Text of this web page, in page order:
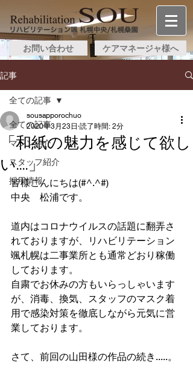
お問い合わせ ケアマネージャ様へ
記事
全ての記事
マシン紹介
スタッフ紹介
採用情報
全ての記事
「和紙の魅力を感じて欲し
い....」
sousapporochuo
2020年3月23日 読了時間: 2分
皆様こんにちは(#^.^#)
中央　松浦です。
道内はコロナウイルスの話題に翻弄さ
れておりますが、リハビリテーション
颯札幌は二事業所とも通常どおり稼働
しております。
自粛でお休みの方もいらっしゃいます
が、消毒、換気、スタッフのマスク着
用で感染対策を徹底しながら元気に営
業しております。
さて、前回の山田様の作品の続き.....。